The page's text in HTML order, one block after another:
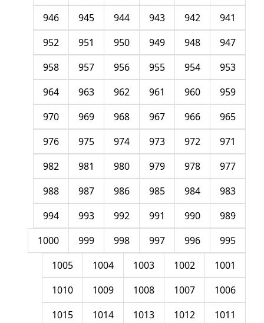
941
942
943
944
945
946
947
948
949
950
951
952
953
954
955
956
957
958
959
960
961
962
963
964
965
966
967
968
969
970
971
972
973
974
975
976
977
978
979
980
981
982
983
984
985
986
987
988
989
990
991
992
993
994
995
996
997
998
999
1000
1001
1002
1003
1004
1005
1006
1007
1008
1009
1010
1011
1012
1013
1014
1015